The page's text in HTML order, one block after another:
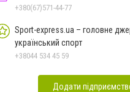
+380(67)571-44-77
Sport-express.ua – головне
український спорт
+38044 534 45 59
Додати